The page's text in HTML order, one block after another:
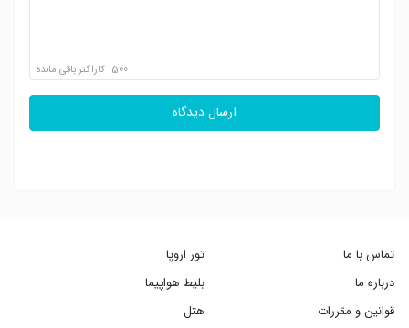
500 کاراکتر باقی مانده
ارسال دیدگاه
تماس با ما
درباره ما
قوانین و مقررات
تور اروپا
بلیط هواپیما
هتل